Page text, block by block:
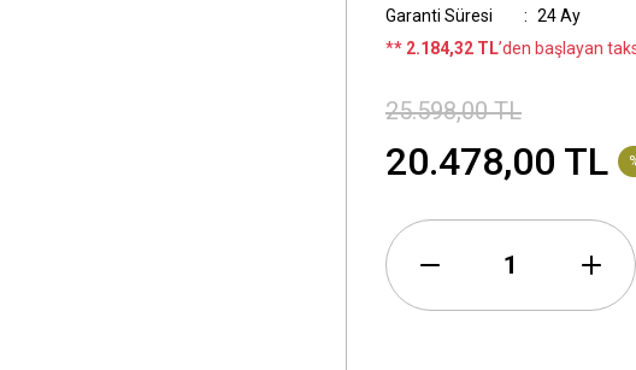
Garanti Süresi
24 Ay
** 2.184,32 TL’den başlayan
25.598,00 TL
20.478,00 TL